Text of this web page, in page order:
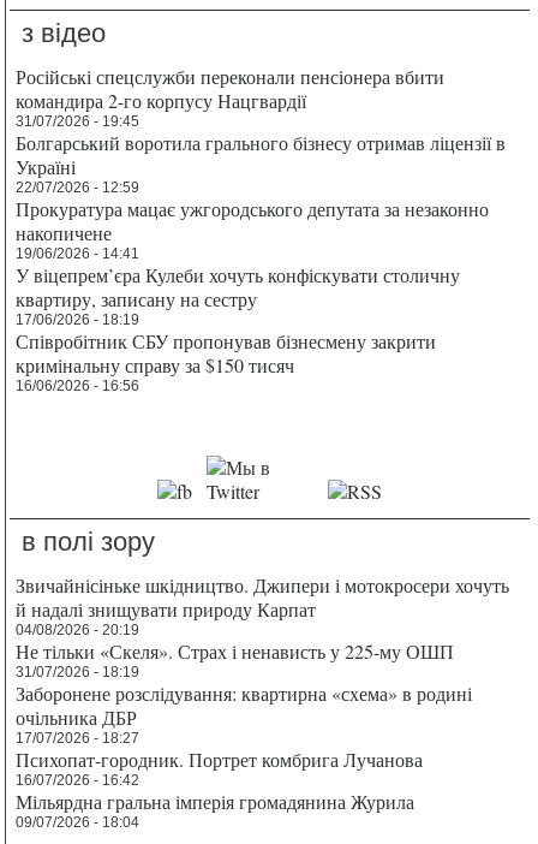
з відео
Російські спецслужби переконали пенсіонера вбити
командира 2-го корпусу Нацгвардії
31/07/2026 - 19:45
Болгарський воротила грального бізнесу отримав ліцензії в
Україні
22/07/2026 - 12:59
Прокуратура мацає ужгородського депутата за незаконно
накопичене
19/06/2026 - 14:41
У віцепрем’єра Кулеби хочуть конфіскувати столичну
квартиру, записану на сестру
17/06/2026 - 18:19
Співробітник СБУ пропонував бізнесмену закрити
кримінальну справу за $150 тисяч
16/06/2026 - 16:56
в полі зору
Звичайнісіньке шкідництво. Джипери і мотокросери хочуть
й надалі знищувати природу Карпат
04/08/2026 - 20:19
Не тільки «Скеля». Страх і ненависть у 225-му ОШП
31/07/2026 - 18:19
Заборонене розслідування: квартирна «схема» в родині
очільника ДБР
17/07/2026 - 18:27
Психопат-городник. Портрет комбрига Лучанова
16/07/2026 - 16:42
Мільярдна гральна імперія громадянина Журила
09/07/2026 - 18:04